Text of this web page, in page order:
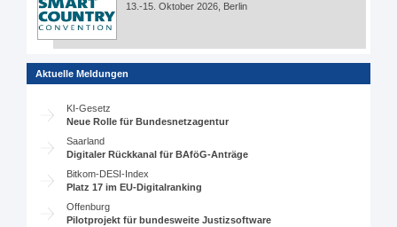
13.-15. Oktober 2026, Berlin
Aktuelle Meldungen
KI-Gesetz
Neue Rolle für Bundesnetzagentur
Saarland
Digitaler Rückkanal für BAföG-Anträge
Bitkom-DESI-Index
Platz 17 im EU-Digitalranking
Offenburg
Pilotprojekt für bundesweite Justizsoftware